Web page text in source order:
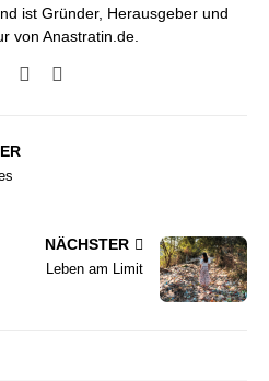
ist Gründer, Herausgeber und
von Anastratin.de.
NÄCHSTER
Leben am Limit